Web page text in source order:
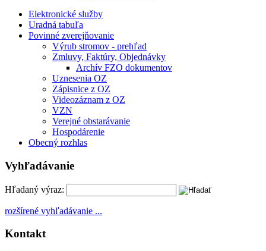
Elektronické služby
Uradná tabuľa
Povinné zverejňovanie
Výrub stromov - prehľad
Zmluvy, Faktúry, Objednávky
Archív FZO dokumentov
Uznesenia OZ
Zápisnice z OZ
Videozáznam z OZ
VZN
Verejné obstarávanie
Hospodárenie
Obecný rozhlas
Vyhľadávanie
Hľadaný výraz:
rozšírené vyhľadávanie ...
Kontakt